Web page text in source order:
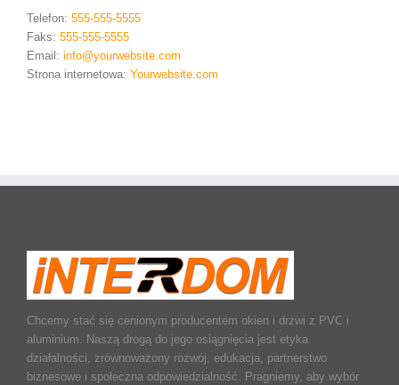
Telefon: 555-555-5555
Faks: 555-555-5555
Email: info@yourwebsite.com
Strona internetowa: Yourwebsite.com
Chcemy stać się cenionym producentem okien i drzwi z PVC i
aluminium. Naszą drogą do jego osiągnięcia jest etyka
działalności, zrównoważony rozwój, edukacja, partnerstwo
biznesowe i społeczna odpowiedzialność. Pragniemy, aby wybór